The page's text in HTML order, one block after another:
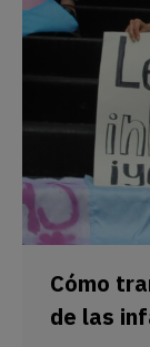
Cómo
de las